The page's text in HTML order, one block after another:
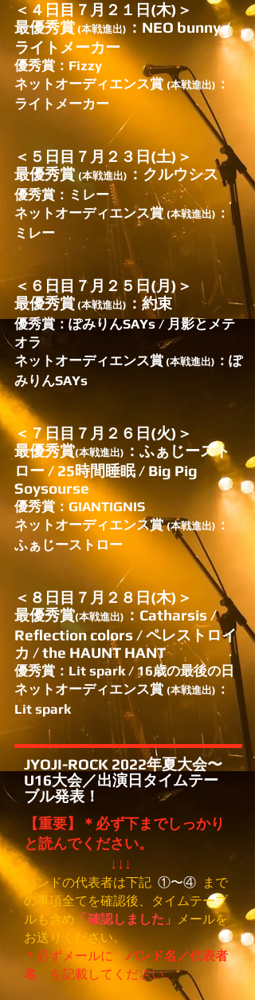
＜４日目７月２１日(木)＞
最優秀賞 (本戦進出) ：NEO bunny /
ライトメーカー
優秀賞：Fizzy
​ネットオーディエンス賞 (本戦進出) ：
ライトメーカー
＜５日目７月２３日(土)＞
最優秀賞 (本戦進出) ：クルウシス
優秀賞：ミレー
​ネットオーディエンス賞 (本戦進出) ：
ミレー
＜６日目７月２５日(月)＞
最優秀賞 (本戦進出) ：約束
優秀賞：ぽみりんSAYs / 月影とメテ
オラ
​ネットオーディエンス賞 (本戦進出) ：ぽ
みりんSAYs
＜７日目７月２６日(火)＞
最優秀賞(本戦進出) ：ふぁじースト
ロー / 25時間睡眠 / Big Pig
Soysourse
優秀賞：GIANTIGNIS
​ネットオーディエンス賞 (本戦進出) ：
ふぁじーストロー
＜８日目７月２８日(木)＞
最優秀賞(本戦進出) ：Catharsis /
Reflection colors / ペレストロイ
カ / the HAUNT HANT
優秀賞：Lit spark / 16歳の最後の日
ネットオーディエンス賞 (本戦進出) ：
Lit spark
JYOJI-ROCK 2022年夏大会〜
U16大会／出演日タイムテー
ブル発表！
【重要】 ＊必ず下までしっかり
と読んでください。
↓↓↓
バンドの代表者は下記 ①〜④ まで
の事項全てを​確認後、タイムテーブ
ルも含め「確認しました」 メールを
お送りください。
＊必ずメールにバンド名／代表者
名 を記載してください。